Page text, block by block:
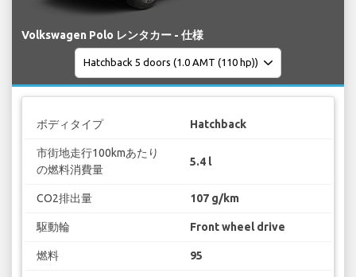
Volkswagen Polo レンタカー - 仕様
ボディタイプ Hatchback
市街地走行100kmあたり
の燃料消費量
5.4 l
CO2排出量 107 g/km
駆動輪 Front wheel drive
燃料 95